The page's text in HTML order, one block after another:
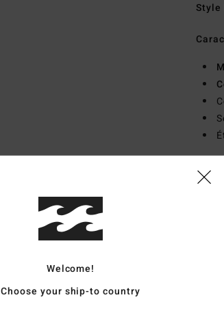
Style
Welcome!
Choose your ship-to country